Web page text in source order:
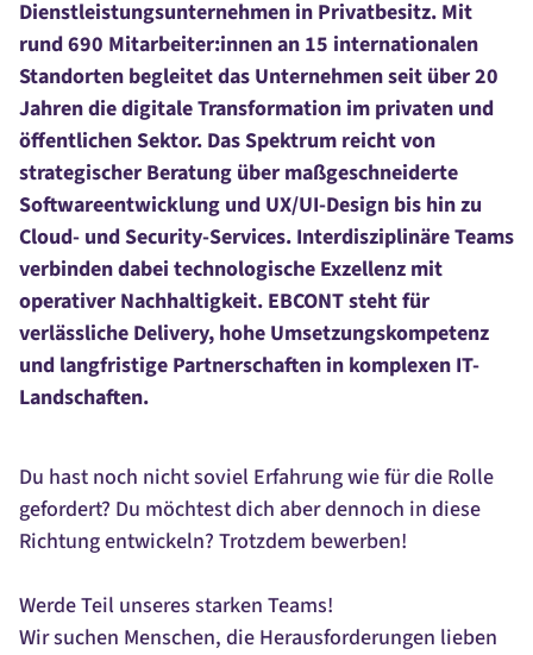
Dienstleistungsunternehmen in Privatbesitz. Mit
rund 690 Mitarbeiter:innen an 15 internationalen
Standorten begleitet das Unternehmen seit über 20
Jahren die digitale Transformation im privaten und
öffentlichen Sektor. Das Spektrum reicht von
strategischer Beratung über maßgeschneiderte
Softwareentwicklung und UX/UI-Design bis hin zu
Cloud- und Security-Services. Interdisziplinäre Teams
verbinden dabei technologische Exzellenz mit
operativer Nachhaltigkeit. EBCONT steht für
verlässliche Delivery, hohe Umsetzungskompetenz
und langfristige Partnerschaften in komplexen IT-
Landschaften.
Du hast noch nicht soviel Erfahrung wie für die Rolle
gefordert? Du möchtest dich aber dennoch in diese
Richtung entwickeln? Trotzdem bewerben!
Werde Teil unseres starken Teams!
Wir suchen Menschen, die Herausforderungen lieben